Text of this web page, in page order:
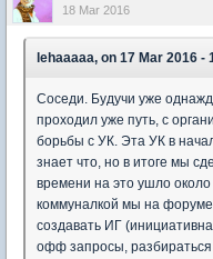
18 Mar 2016
lehaaaaa, on 17 Mar 2016 -
Соседи. Будучи уже
проходил уже путь, с
борьбы с УК. Эта УК в
знает что, но в итоге мы
времени на это ушло около
коммуналкой мы на
создавать ИГ
офф запросы,